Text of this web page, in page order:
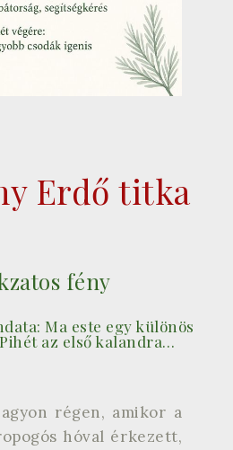
Erdő titka
fény
Ma este egy különös
az első kalandra…
régen, amikor a
hóval érkezett,